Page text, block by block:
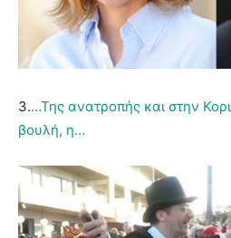
3.…Της ανατροπής και στην
βουλή, η…